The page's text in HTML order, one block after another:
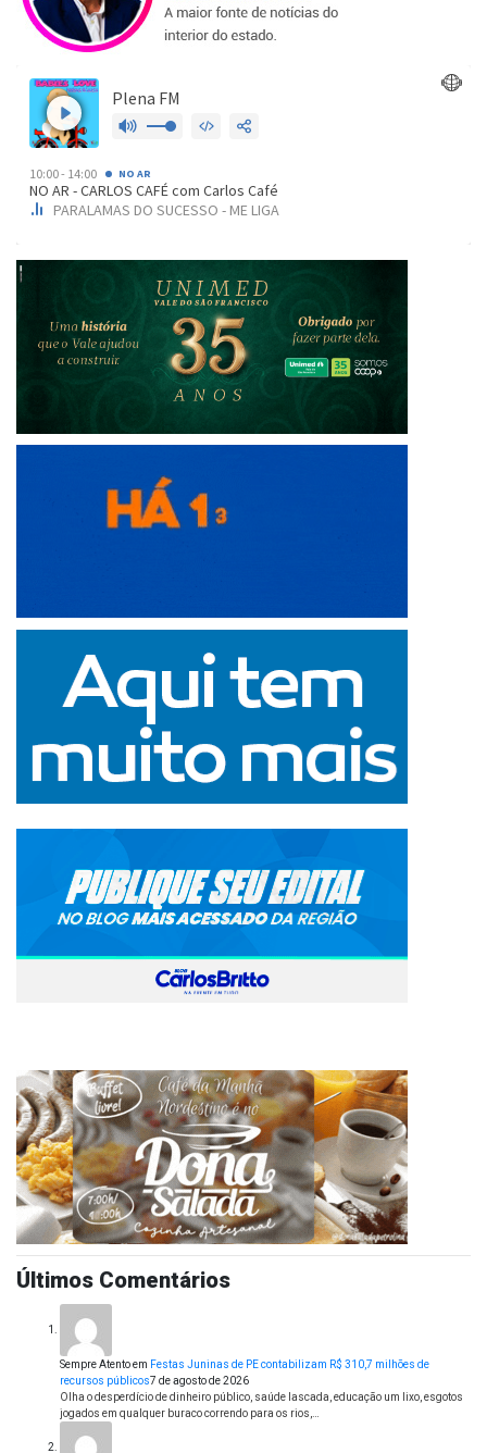
Últimos Comentários
Sempre Atentoem Festas Juninas de PE contabilizam R$ 310,7 milhões de
recursos públicos7 de agosto de 2026
Olha o desperdício de dinheiro público, saúde lascada, educação um lixo, esgotos
jogados em qualquer buraco correndo para os rios,…